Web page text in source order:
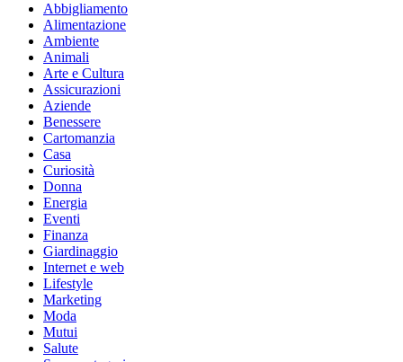
Abbigliamento
Alimentazione
Ambiente
Animali
Arte e Cultura
Assicurazioni
Aziende
Benessere
Cartomanzia
Casa
Curiosità
Donna
Energia
Eventi
Finanza
Giardinaggio
Internet e web
Lifestyle
Marketing
Moda
Mutui
Salute